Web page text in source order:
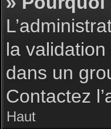
la
dans un
Contactez
Haut